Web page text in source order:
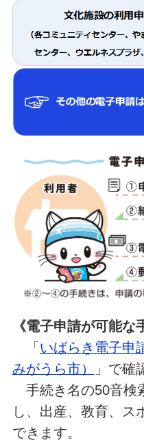
《電子申請が可能な
「 いばらき電子申
みがうら市）
」で確
手続き名の50音検
し、出産、教育、ス
できます。